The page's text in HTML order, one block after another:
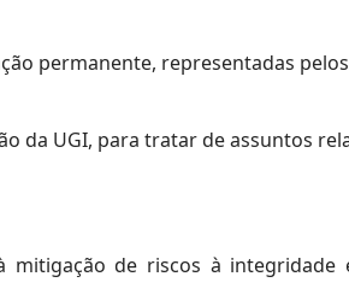
permanente, representadas
da UGI, para tratar de assuntos
de riscos à integridade